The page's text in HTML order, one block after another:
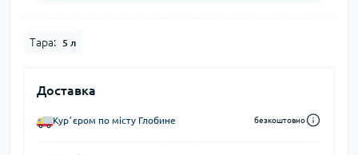
Тара: 5 л
Доставка
Курʼєром по місту Глобине безкоштовно